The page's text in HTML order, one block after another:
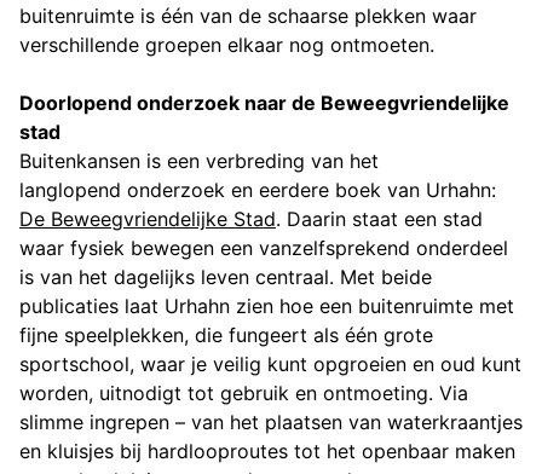
buitenruimte is één van de schaarse plekken waar
verschillende groepen elkaar nog ontmoeten.
Doorlopend onderzoek naar de Beweegvriendelijke
stad
Buitenkansen is een verbreding van het
langlopend onderzoek en eerdere boek van Urhahn:
De Beweegvriendelijke Stad. Daarin staat een stad
waar fysiek bewegen een vanzelfsprekend onderdeel
is van het dagelijks leven centraal. Met beide
publicaties laat Urhahn zien hoe een buitenruimte met
fijne speelplekken, die fungeert als één grote
sportschool, waar je veilig kunt opgroeien en oud kunt
worden, uitnodigt tot gebruik en ontmoeting. Via
slimme ingrepen – van het plaatsen van waterkraantjes
en kluisjes bij hardlooproutes tot het openbaar maken